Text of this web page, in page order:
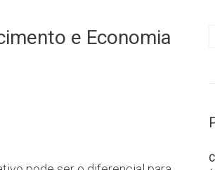
e Economia